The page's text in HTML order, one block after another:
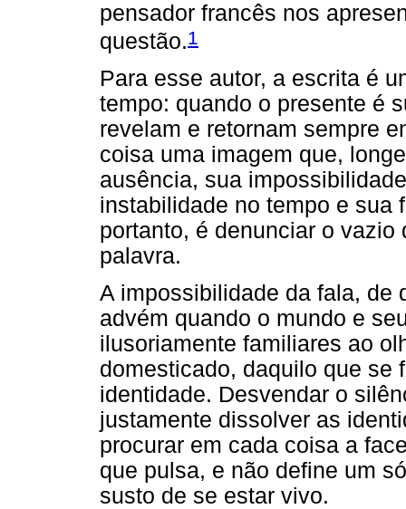
pensador francês nos
questão.1
Para esse autor, a escrita é
tempo: quando o presente é
revelam e retornam sempre
coisa uma imagem que,
ausência, sua
instabilidade no tempo e sua
portanto, é denunciar o
palavra.
A impossibilidade da fala, de
advém quando o mundo e
ilusoriamente familiares ao
domesticado, daquilo que se
identidade. Desvendar o
justamente dissolver as
procurar em cada coisa a
que pulsa, e não define um
susto de se estar vivo.